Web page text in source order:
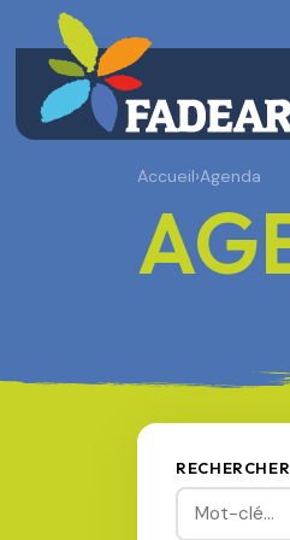
Accueil›Agenda
RECHERCHER